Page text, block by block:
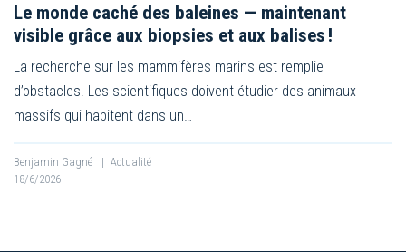
Le monde caché des baleines — maintenant
visible grâce aux biopsies et aux balises !
La recherche sur les mammifères marins est remplie
d’obstacles. Les scientifiques doivent étudier des animaux
massifs qui habitent dans un…
Benjamin Gagné | Actualité
18/6/2026